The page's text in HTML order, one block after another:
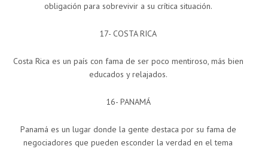
obligación para sobrevivir a su crítica situación.
17- COSTA RICA
Costa Rica es un país con fama de ser poco mentiroso, más bien
educados y relajados.
16- PANAMÁ
Panamá es un lugar donde la gente destaca por su fama de
negociadores que pueden esconder la verdad en el tema